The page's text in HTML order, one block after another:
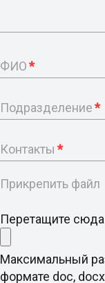
ФИО*
Подразделение*
Контакты *
Прикрепить файл
Перетащите
Максимальный
формате doc,